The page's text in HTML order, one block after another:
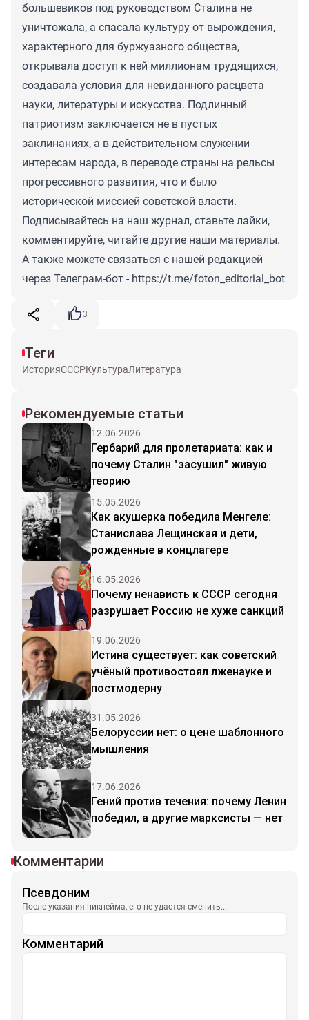
большевиков под руководством Сталина не
уничтожала, а спасала культуру от вырождения,
характерного для буржуазного общества,
открывала доступ к ней миллионам трудящихся,
создавала условия для невиданного расцвета
науки, литературы и искусства. Подлинный
патриотизм заключается не в пустых
заклинаниях, а в действительном служении
интересам народа, в переводе страны на рельсы
прогрессивного развития, что и было
исторической миссией советской власти.
Подписывайтесь на наш журнал, ставьте лайки,
комментируйте, читайте другие наши материалы.
А также можете связаться с нашей редакцией
через Телеграм-бот - https://t.me/foton_editorial_bot
3
Теги
ИсторияСССРКультураЛитература
Рекомендуемые статьи
12.06.2026
Гербарий для пролетариата: как и
почему Сталин "засушил" живую
теорию
15.05.2026
Как акушерка победила Менгеле:
Станислава Лещинская и дети,
рожденные в концлагере
16.05.2026
Почему ненависть к СССР сегодня
разрушает Россию не хуже санкций
19.06.2026
Истина существует: как советский
учёный противостоял лженауке и
постмодерну
31.05.2026
Белоруссии нет: о цене шаблонного
мышления
17.06.2026
Гений против течения: почему Ленин
победил, а другие марксисты — нет
Комментарии
Псевдоним
После указания никнейма, его не удастся сменить...
Комментарий